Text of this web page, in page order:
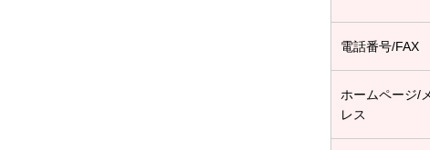
電話番号/FAX
ホームページ/
レス